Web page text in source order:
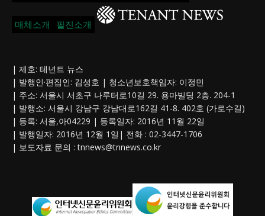
매체소개 필진소개
| 제호: 테넌트 뉴스
| 발행인·편집인: 김성호 | 청소년보호책임자: 이정민
| 주소: 서울시 서초구 나루터로10길 29. 용마빌딩 2층. 204-1
| 발행소: 서울시 강남구 강남대로162길 41-8. 402호 (가로수길)
| 등록: 서울,아04229 | 등록일자: 2016년 11월 22일
| 발행일자: 2016년 12월 1일| 전화 : 02-3447-1706
| 보도자료 문의 :tnnews@tnnews.co.kr